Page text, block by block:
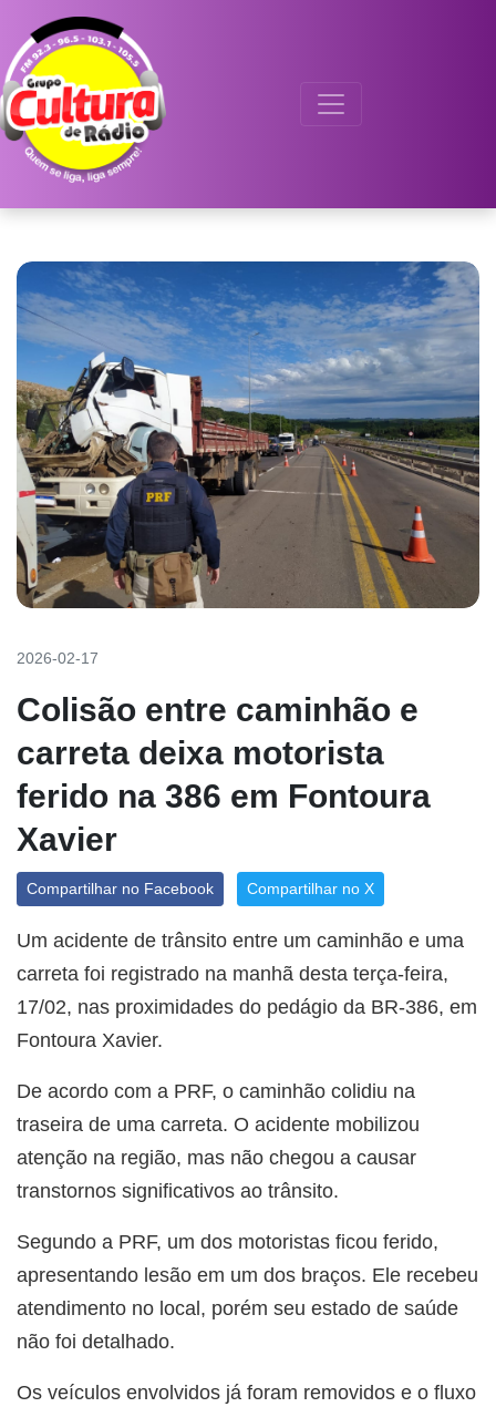
2026-02-17
Colisão entre caminhão e
carreta deixa motorista
ferido na 386 em Fontoura
Xavier
Compartilhar no Facebook Compartilhar no X
Um acidente de trânsito entre um caminhão e uma
carreta foi registrado na manhã desta terça-feira,
17/02, nas proximidades do pedágio da BR-386, em
Fontoura Xavier.
De acordo com a PRF, o caminhão colidiu na
traseira de uma carreta. O acidente mobilizou
atenção na região, mas não chegou a causar
transtornos significativos ao trânsito.
Segundo a PRF, um dos motoristas ficou ferido,
apresentando lesão em um dos braços. Ele recebeu
atendimento no local, porém seu estado de saúde
não foi detalhado.
Os veículos envolvidos já foram removidos e o fluxo